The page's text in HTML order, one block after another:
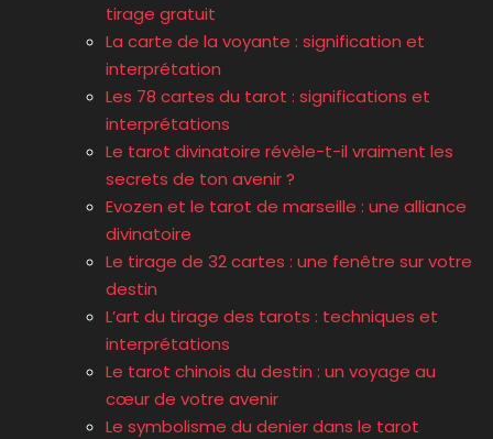
tirage gratuit
La carte de la voyante : signification et
interprétation
Les 78 cartes du tarot : significations et
interprétations
Le tarot divinatoire révèle-t-il vraiment les
secrets de ton avenir ?
Evozen et le tarot de marseille : une alliance
divinatoire
Le tirage de 32 cartes : une fenêtre sur votre
destin
L’art du tirage des tarots : techniques et
interprétations
Le tarot chinois du destin : un voyage au
cœur de votre avenir
Le symbolisme du denier dans le tarot